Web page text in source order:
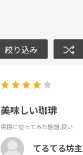
絞り込み
美味しい珈琲
実際に使ってみた感想:良い
てるてる坊主